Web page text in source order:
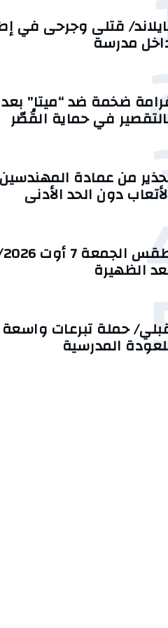
قتلى وجرحى في
مدرسة
ضخمة ضد “ميتا”
في حماية القُصّر
من عمادة
دون الحد الأدنى
الظهيرة
حملة تبرعات واسعة
المدرسية